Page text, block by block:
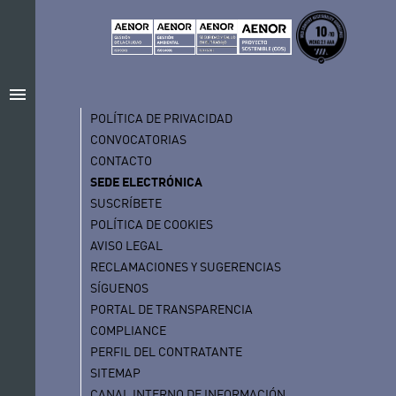
menu
POLÍTICA DE PRIVACIDAD
CONVOCATORIAS
CONTACTO
SEDE ELECTRÓNICA
SUSCRÍBETE
POLÍTICA DE COOKIES
AVISO LEGAL
RECLAMACIONES Y SUGERENCIAS
SÍGUENOS
PORTAL DE TRANSPARENCIA
COMPLIANCE
PERFIL DEL CONTRATANTE
SITEMAP